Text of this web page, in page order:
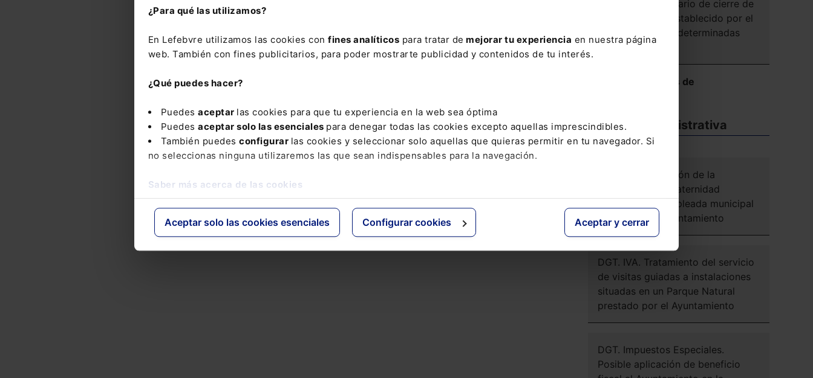
¿Para qué las utilizamos?
En Lefebvre utilizamos las cookies con fines analíticos para tratar de mejorar tu experiencia en nuestra página
web. También con fines publicitarios, para poder mostrarte publicidad y contenidos de tu interés.
¿Qué puedes hacer?
Puedes aceptar las cookies para que tu experiencia en la web sea óptima
Puedes aceptar solo las esenciales para denegar todas las cookies excepto aquellas imprescindibles.
También puedes configurar las cookies y seleccionar solo aquellas que quieras permitir en tu navegador. Si
no seleccionas ninguna utilizaremos las que sean indispensables para la navegación.
Saber más acerca de las cookies
Aceptar solo las cookies esenciales Configurar cookies Aceptar y cerrar
ESTATAL Orden HFP/633/2017, de 28 de junio, por la que se
Electrónico de Apoderamientos de la Administración General del
Estado y...
reducción del horario de cierre de
locales de ocio establecido por el
Ayuntamiento en determinadas
circunstancias
Ver más Reseñas de
Doctrina administrativa
DGT. IRPF. Exención de la
prestación por maternidad
percibida por empleada municipal
por parte del Ayuntamiento
DGT. IVA. Tratamiento del servicio
de visitas guiadas a instalaciones
situadas en un Parque Natural
prestado por el Ayuntamiento
DGT. Impuestos Especiales.
Posible aplicación de beneficio